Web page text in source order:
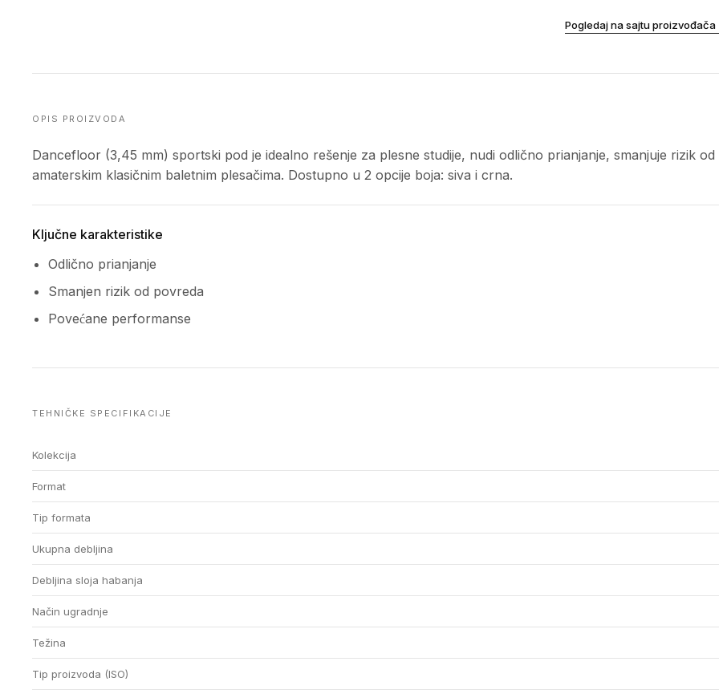
Pogledaj na sajtu proizvođača
OPIS PROIZVODA
Dancefloor (3,45 mm) sportski pod je idealno rešenje za plesne studije, nudi odlično prianjanje, smanjuje rizik
amaterskim klasičnim baletnim plesačima. Dostupno u 2 opcije boja: siva i crna.
Ključne karakteristike
Odlično prianjanje
Smanjen rizik od povreda
Povećane performanse
TEHNIČKE SPECIFIKACIJE
Kolekcija
Format
Tip formata
Ukupna debljina
Debljina sloja habanja
Način ugradnje
Težina
Tip proizvoda (ISO)